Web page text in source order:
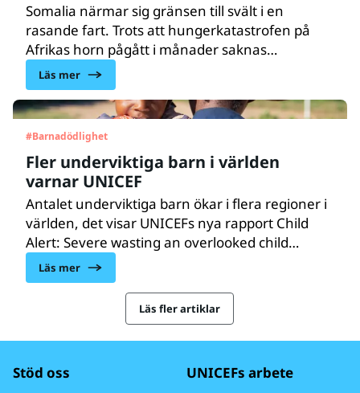
Somalia närmar sig gränsen till svält i en
rasande fart. Trots att hungerkatastrofen på
Afrikas horn pågått i månader saknas
engagemang från omvärlden. Två miljoner
barn i området lider just nu av svår akut
undernäring och riskerar att dö. Under
barn under fem år i Somalia lida
av undernäring.
Läs mer
#Barnadödlighet
Fler underviktiga barn i världen
varnar UNICEF
Antalet underviktiga barn ökar i flera regioner i
världen, det visar UNICEFs nya rapport Child
Alert: Severe wasting an overlooked child
survival emergency. Framför allt ligger
konflikter, klimatförändringarna och pandemin
bakom ökningen. På grund av stigande
råvarupriser ökar samtidigt priset på
livräddande näringstillskott varnar UNICEF.
Läs mer
Läs fler artiklar
Stöd oss UNICEFs arbete